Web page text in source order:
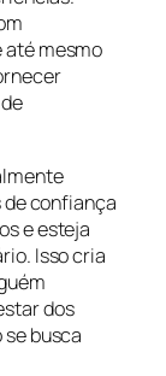
até mesmo
confiança
e esteja
Isso cria
dos
busca